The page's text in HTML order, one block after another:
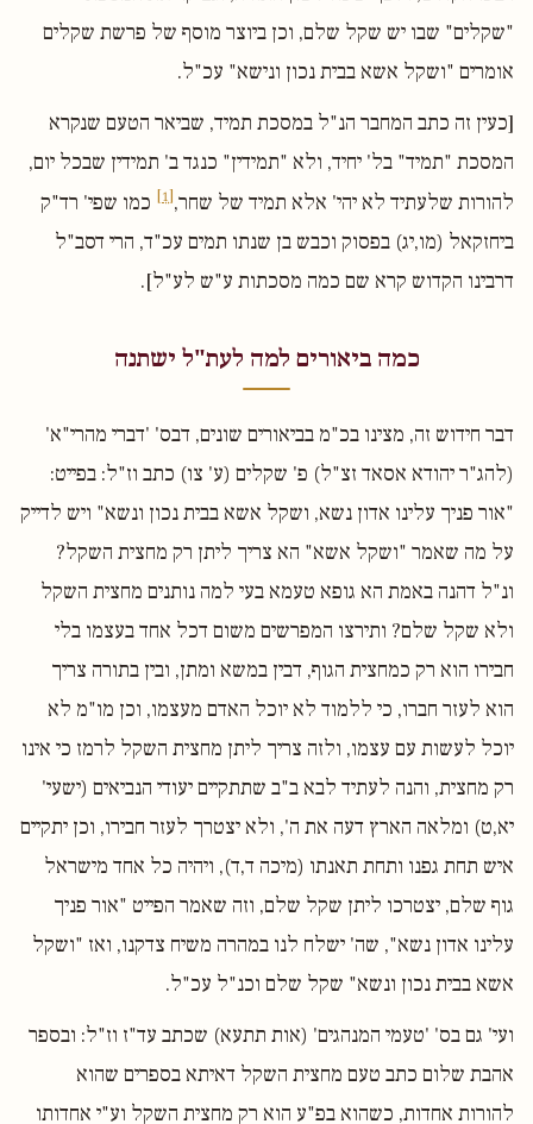
"שקלים" שבו יש שקל שלם, וכן ביוצר מוסף של פרשת שקלים
אומרים "ושקל אשא בבית נכון ונישא" עכ"ל.
[כעין זה כתב המחבר הנ"ל במסכת תמיד, שביאר הטעם שנקרא
המסכת "תמיד" בל' יחיד, ולא "תמידין" כנגד ב' תמידין שבכל יום,
להורות שלעתיד לא יהי' אלא תמיד של שחר,[1]
כמו שפי' רד"ק
ביחזקאל (מו,יג) בפסוק וכבש בן שנתו תמים עכ"ד, הרי דסב"ל
דרבינו הקדוש קרא שם כמה מסכתות ע"ש לע"ל].
כמה ביאורים למה לעת"ל ישתנה
דבר חידוש זה, מצינו בכ"מ בביאורים שונים, דבס' 'דברי מהרי"א'
(להג"ר יהודא אסאד זצ"ל) פ' שקלים (ע' צו) כתב וז"ל: בפייט:
"אור פניך עלינו אדון נשא, ושקל אשא בבית נכון ונשא" ויש לדייק
על מה שאמר "ושקל אשא" הא צריך ליתן רק מחצית השקל?
ונ"ל דהנה באמת הא גופא טעמא בעי למה נותנים מחצית השקל
ולא שקל שלם? ותירצו המפרשים משום דכל אחד בעצמו בלי
חבירו הוא רק כמחצית הגוף, דבין במשא ומתן, ובין בתורה צריך
הוא לעזר חברו, כי ללמוד לא יוכל האדם מעצמו, וכן מו"מ לא
יוכל לעשות עם עצמו, ולזה צריך ליתן מחצית השקל לרמז כי אינו
רק מחצית, והנה לעתיד לבא ב"ב שתתקיים יעודי הנביאים (ישעי'
יא,ט) ומלאה הארץ דעה את ה', ולא יצטרך לעזר חבירו, וכן יתקיים
איש תחת גפנו ותחת תאנתו (מיכה ד,ד), ויהיה כל אחד מישראל
גוף שלם, יצטרכו ליתן שקל שלם, וזה שאמר הפייט "אור פניך
עלינו אדון נשא", שה' ישלח לנו במהרה משיח צדקנו, ואז "ושקל
אשא בבית נכון ונשא" שקל שלם וכנ"ל עכ"ל.
ועי' גם בס' 'טעמי המנהגים' (אות תתעא) שכתב עד"ז וז"ל: ובספר
אהבת שלום כתב טעם מחצית השקל דאיתא בספרים שהוא
להורות אחדות, כשהוא בפ"ע הוא רק מחצית השקל וע"י אחדותו